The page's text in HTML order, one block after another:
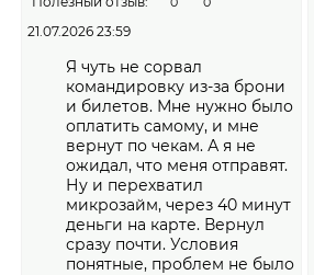
21.07.2026 23:59
Я чуть не сорвал
командировку из-за брони
и билетов. Мне нужно было
оплатить самому, и мне
вернут по чекам. А я не
ожидал, что меня отправят.
Ну и перехватил
микрозайм, через 40 минут
деньги на карте. Вернул
сразу почти. Условия
понятные, проблем не было